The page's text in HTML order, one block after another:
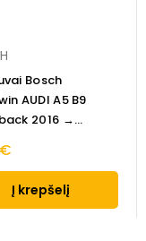
Bosch
AUDI A5 B9
2016 →
Į krepšelį